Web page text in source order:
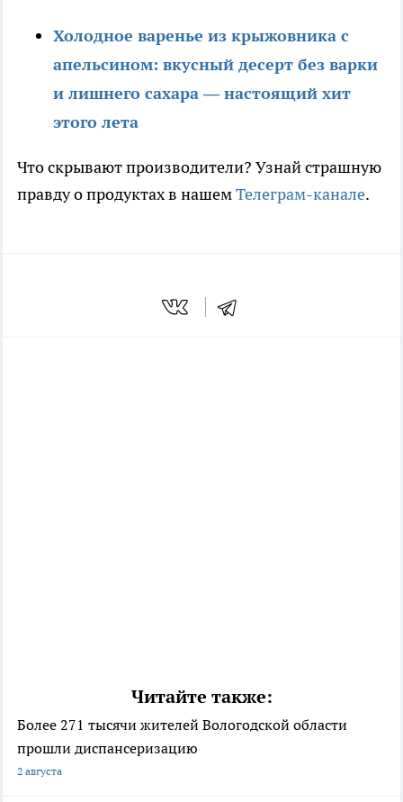
Холодное варенье из крыжовника с
апельсином: вкусный десерт без варки
и лишнего сахара — настоящий хит
этого лета
Что скрывают производители? Узнай страшную
правду о продуктах в нашемТелеграм-канале.
Читайте также:
Более 271 тысячи жителей Вологодской области
прошли диспансеризацию
2 августа